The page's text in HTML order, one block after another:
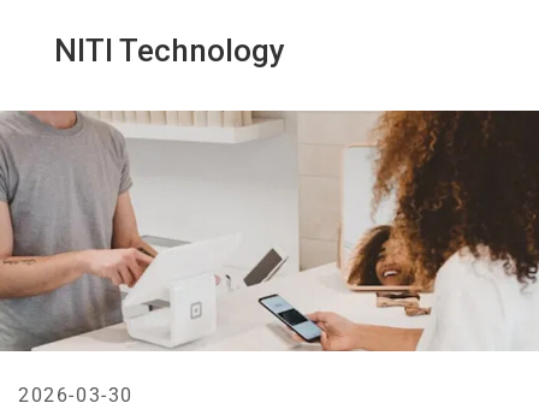
NITI Technology
2026-03-30